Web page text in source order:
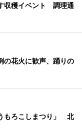
収穫イベント 調理通
花火に歓声、踊りの
もろこしまつり」 北